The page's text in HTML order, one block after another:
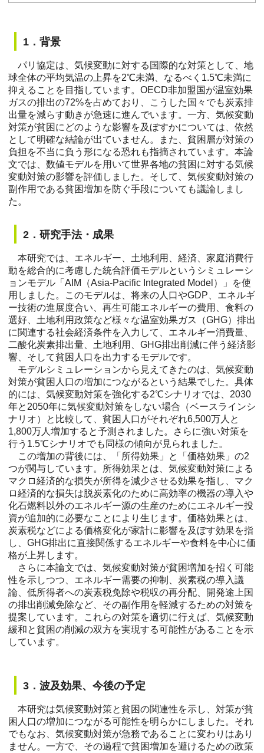
1．背景
パリ協定は、気候変動に対する国際的な対策として、地
球全体の平均気温の上昇を2℃未満、なるべく1.5℃未満に
抑えることを目指しています。OECD非加盟国が温室効果
ガスの排出の72%を占めており、こうした国々でも炭素排
出量を減らす動きが急速に進んでいます。一方、気候変動
対策が貧困にどのような影響を及ぼすかについては、依然
として明確な結論が出ていません。また、貧困層が対策の
負担を不当に負う形になる恐れも指摘されています。本論
文では、数値モデルを用いて世界各地の貧困に対する気候
変動対策の影響を評価しました。そして、気候変動対策の
副作用である貧困増加を防ぐ手段についても議論しまし
た。
2．研究手法・成果
本研究では、エネルギー、土地利用、経済、家庭消費行
動を総合的に考慮した統合評価モデルというシミュレーシ
ョンモデル「AIM（Asia-Pacific Integrated Model）」を使
用しました。このモデルは、将来の人口やGDP、エネルギ
ー技術の進展度合い、再生可能エネルギーの費用、食料の
選好、土地利用政策など様々な温室効果ガス（GHG）排出
に関連する社会経済条件を入力して、エネルギー消費量、
二酸化炭素排出量、土地利用、GHG排出削減に伴う経済影
響、そして貧困人口を出力するモデルです。
モデルシミュレーションから見えてきたのは、気候変動
対策が貧困人口の増加につながるという結果でした。具体
的には、気候変動対策を強化する2℃シナリオでは、2030
年と2050年に気候変動対策をしない場合（ベースラインシ
ナリオ）と比較して、貧困人口がそれぞれ6,500万人と
1,800万人増加すると予測されました。さらに強い対策を
行う1.5℃シナリオでも同様の傾向が見られました。
この増加の背後には、「所得効果」と「価格効果」の2
つが関与しています。所得効果とは、気候変動対策による
マクロ経済的な損失が所得を減少させる効果を指し、マク
ロ経済的な損失は脱炭素化のために高効率の機器の導入や
化石燃料以外のエネルギー源の生産のためにエネルギー投
資が追加的に必要なことにより生じます。価格効果とは、
炭素税などによる価格変化が家計に影響を及ぼす効果を指
し、GHG排出に直接関係するエネルギーや食料を中心に価
格が上昇します。
さらに本論文では、気候変動対策が貧困増加を招く可能
性を示しつつ、エネルギー需要の抑制、炭素税の導入議
論、低所得者への炭素税免除や税収の再分配、開発途上国
の排出削減免除など、その副作用を軽減するための対策を
提案しています。これらの対策を適切に行えば、気候変動
緩和と貧困の削減の双方を実現する可能性があることを示
しています。
3．波及効果、今後の予定
本研究は気候変動対策と貧困の関連性を示し、対策が貧
困人口の増加につながる可能性を明らかにしました。それ
でもなお、気候変動対策が急務であることに変わりはあり
ません。一方で、その過程で貧困増加を避けるための政策